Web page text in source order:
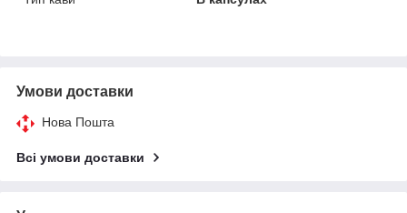
Умови доставки
Нова Пошта
Всі умови доставки